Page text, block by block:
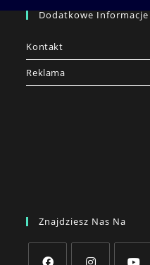
Dodatkowe Informacje
Kontakt
Reklama
Znajdziesz Nas Na